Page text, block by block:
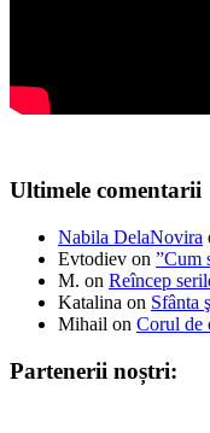
Ultimele comentarii
Nabila DelaNovira
Evtodiev on ”Cum
M. on Reîncep
Katalina on Sfânta
Mihail on Corul de
Partenerii noștri: